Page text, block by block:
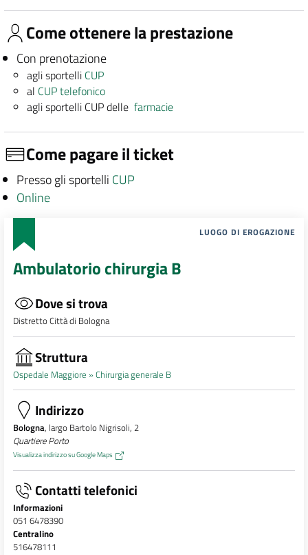
Come ottenere la prestazione
Con prenotazione
agli sportelli CUP
al CUP telefonico
agli sportelli CUP dellefarmacie
Come pagare il ticket
Presso gli sportelli CUP
Online
LUOGO DI EROGAZIONE
Ambulatorio chirurgia B
Dove si trova
Distretto Città di Bologna
Struttura
Ospedale Maggiore »Chirurgia generale B
Indirizzo
Bologna, largo Bartolo Nigrisoli, 2
Quartiere Porto
Visualizza indirizzo su Google Maps
Contatti telefonici
Informazioni
051 6478390
Centralino
516478111